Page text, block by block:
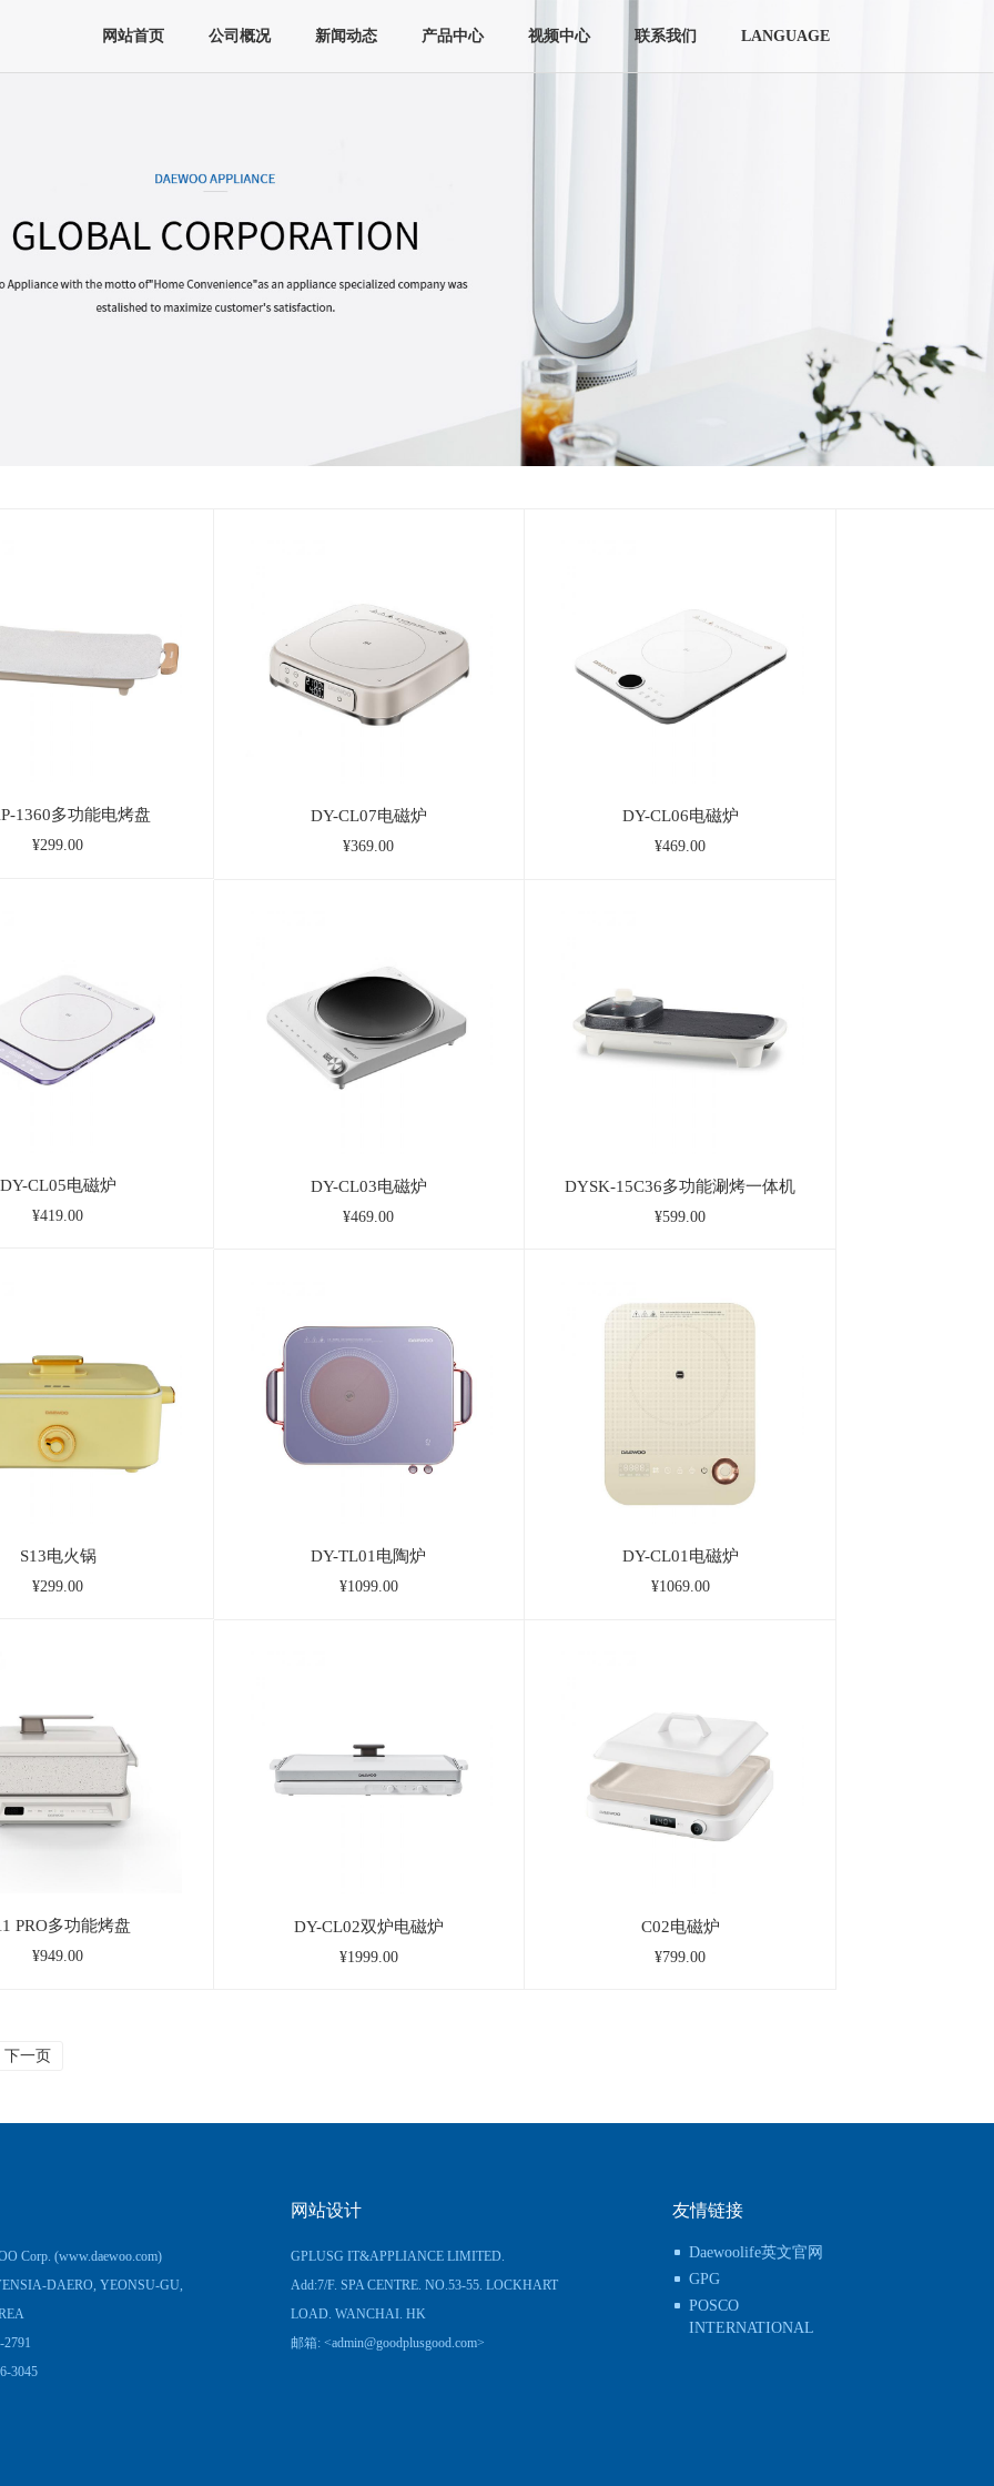
网站首页 公司概况 新闻动态 产品中心 视频中心 联系我们 LANGUAGE
1360多功能电烤盘
¥299.00
DY-CL07电磁炉
¥369.00
DY-CL06电磁炉
¥469.00
DY-CL05电磁炉
¥419.00
DY-CL03电磁炉
¥469.00
DYSK-15C36多功能涮烤一体机
¥599.00
S13电火锅
¥299.00
DY-TL01电陶炉
¥1099.00
DY-CL01电磁炉
¥1069.00
PRO多功能烤盘
¥949.00
DY-CL02双炉电磁炉
¥1999.00
C02电磁炉
¥799.00
下一页
Corp. (www.daewoo.com)
DAERO, YEONSU-GU,
3045
网站设计
GPLUSG IT&APPLIANCE LIMITED.
Add:7/F. SPA CENTRE. NO.53-55. LOCKHART
LOAD. WANCHAI. HK
邮箱: <admin@goodplusgood.com>
友情链接
Daewoolife英文官网
GPG
POSCO
INTERNATIONAL